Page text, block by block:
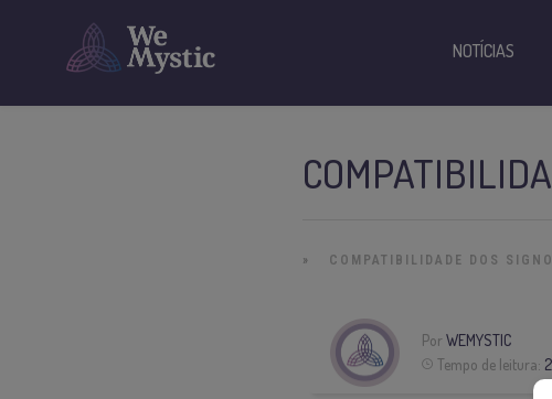
» COMPATIBILIDADE DOS
PorWEMYSTIC
Tempo de leitura:
NOTÍCIAS